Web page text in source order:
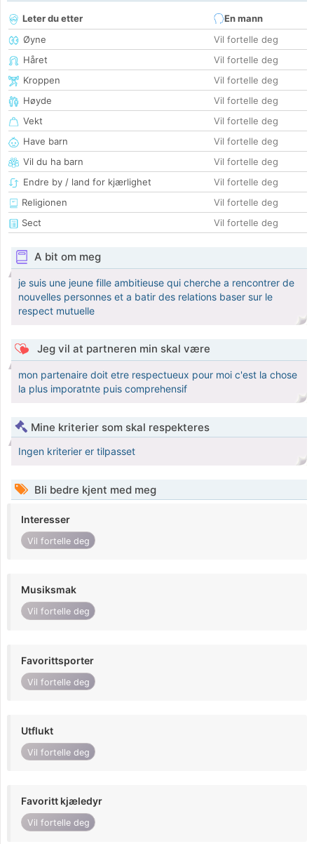
Leter du etter
En mann
Øyne
Vil fortelle deg
Håret
Vil fortelle deg
Kroppen
Vil fortelle deg
Høyde
Vil fortelle deg
Vekt
Vil fortelle deg
Have barn
Vil fortelle deg
Vil du ha barn
Vil fortelle deg
Endre by / land for kjærlighet
Vil fortelle deg
Religionen
Vil fortelle deg
Sect
Vil fortelle deg
A bit om meg
je suis une jeune fille ambitieuse qui cherche a rencontrer de
nouvelles personnes et a batir des relations baser sur le
respect mutuelle
Jeg vil at partneren min skal være
mon partenaire doit etre respectueux pour moi c'est la chose
la plus imporatnte puis comprehensif
Mine kriterier som skal respekteres
Ingen kriterier er tilpasset
Bli bedre kjent med meg
Interesser
Vil fortelle deg
Musiksmak
Vil fortelle deg
Favorittsporter
Vil fortelle deg
Utflukt
Vil fortelle deg
Favoritt kjæledyr
Vil fortelle deg